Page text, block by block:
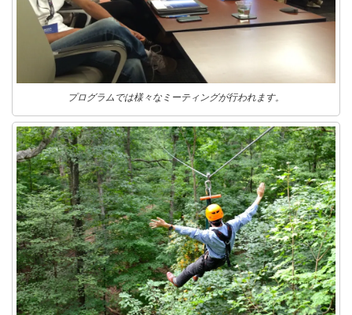
プログラムでは様々なミーティングが行われます。